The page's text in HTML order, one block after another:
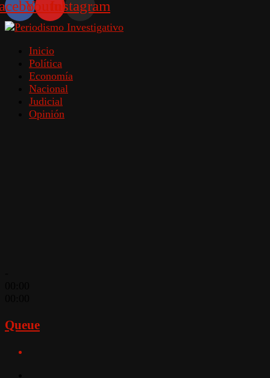
YoutubeInstagram
Inicio
Política
Economía
Nacional
Judicial
Opinión
Queue